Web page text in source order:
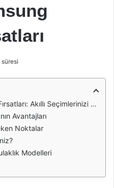
Seçimlerinizi Yaptığınız Bir Yolculuk
Avantajları
Noktalar
Modelleri